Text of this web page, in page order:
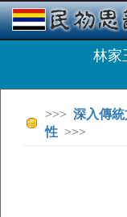
林家
>>> 深入傳
性 >>>